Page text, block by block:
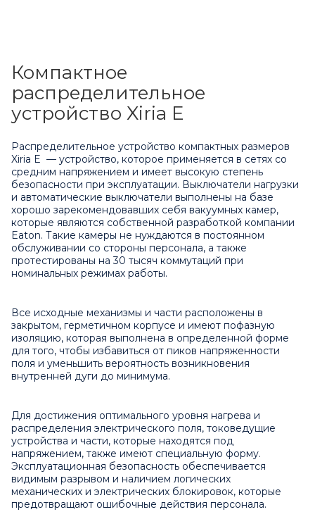
Компактное
распределительное
устройство Xiria E
Распределительное устройство компактных размеров
Xiria E — устройство, которое применяется в сетях со
средним напряжением и имеет высокую степень
безопасности при эксплуатации. Выключатели нагрузки
и автоматические выключатели выполнены на базе
хорошо зарекомендовавших себя вакуумных камер,
которые являются собственной разработкой компании
Eaton. Такие камеры не нуждаются в постоянном
обслуживании со стороны персонала, а также
протестированы на 30 тысяч коммутаций при
номинальных режимах работы.
Все исходные механизмы и части расположены в
закрытом, герметичном корпусе и имеют пофазную
изоляцию, которая выполнена в определенной форме
для того, чтобы избавиться от пиков напряженности
поля и уменьшить вероятность возникновения
внутренней дуги до минимума.
Для достижения оптимального уровня нагрева и
распределения электрического поля, токоведущие
устройства и части, которые находятся под
напряжением, также имеют специальную форму.
Эксплуатационная безопасность обеспечивается
видимым разрывом и наличием логических
механических и электрических блокировок, которые
предотвращают ошибочные действия персонала.